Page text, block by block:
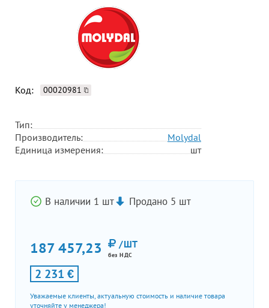
Код: 00020981
Тип:
Производитель:
Molydal
Единица измерения:
шт
В наличии 1 шт Продано 5 шт
187 457,23 /ШТ
без НДС
2 231 €
Уважаемые клиенты, актуальную стоимость и наличие товара
уточняйте у менеджера!